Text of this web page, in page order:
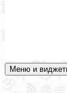
Академия
Подготовка
Меню и